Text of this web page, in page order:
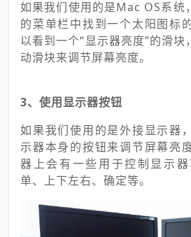
如果我们使用的是Mac OS系统
的菜单栏中找到一个太阳图标
以看到一个“显示器亮度”的滑
动滑块来调节屏幕亮度。
3、使用显示器按钮
如果我们使用的是外接显示器
示器本身的按钮来调节屏幕亮
器上会有一些用于控制显示
单、上下左右、确定等。